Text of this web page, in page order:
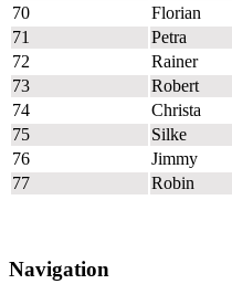
70
Florian
71
Petra
72
Rainer
73
Robert
74
Christa
75
Silke
76
Jimmy
77
Robin
Navigation